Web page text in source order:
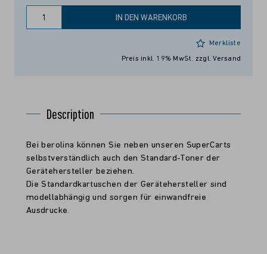
IN DEN WARENKORB
Merkliste
Preis inkl. 19% MwSt. zzgl. Versand
Description
Bei berolina können Sie neben unseren SuperCarts
selbstverständlich auch den Standard-Toner der
Gerätehersteller beziehen.
Die Standardkartuschen der Gerätehersteller sind
modellabhängig und sorgen für einwandfreie
Ausdrucke.